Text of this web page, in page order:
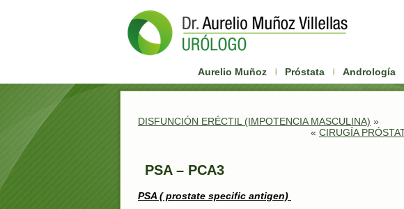
Aurelio Muñoz Próstata Andrología
DISFUNCIÓN ERÉCTIL (IMPOTENCIA MASCULINA) »
« CIRUGÍA
PSA – PCA3
PSA ( prostate specific antigen)